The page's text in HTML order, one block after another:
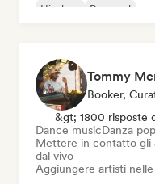
Hip-hop
Pop soul
Tommy
Booker,
&gt; 1800 risposte
Dance musicDanza pop
Mettere in contatto gli
dal vivo
Aggiungere artisti